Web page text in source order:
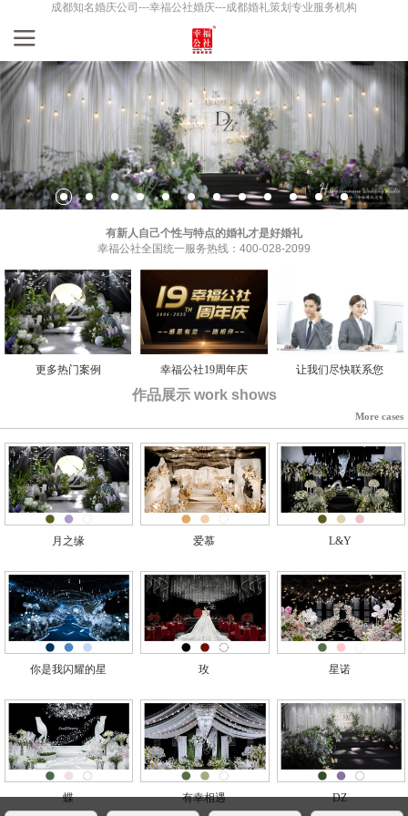
成都知名婚庆公司---幸福公社婚庆---成都婚礼策划专业服务机构
有新人自己个性与特点的婚礼才是好婚礼
幸福公社全国统一服务热线：400-028-2099
更多热门案例 幸福公社19周年庆 让我们尽快联系您
作品展示 work shows
More cases
月之缘 爱慕 L&Y
你是我闪耀的星 玫 星诺
蝶 有幸相遇 DZ